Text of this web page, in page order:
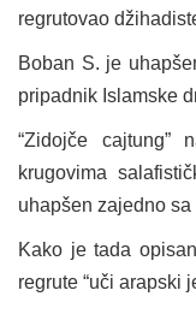
regrutovao
Boban S. je
pripadnik Islamske
“Zidojče cajtung”
krugovima
uhapšen zajedno sa
Kako je tada
regrute “uči arapski